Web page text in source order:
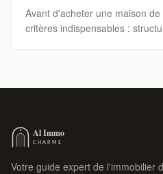
Avant d'acheter une maison
critères indispensables :
Votre guide expert de l'immobilier